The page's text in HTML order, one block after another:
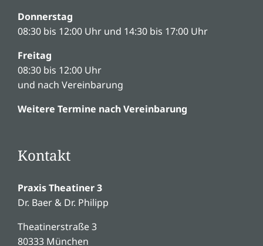
Donnerstag
08:30 bis 12:00 Uhr und 14:30 bis 17:00 Uhr
Freitag
08:30 bis 12:00 Uhr
und nach Vereinbarung
Weitere Termine nach Vereinbarung
Kontakt
Praxis Theatiner 3
Dr. Baer & Dr. Philipp
Theatinerstraße 3
80333 München